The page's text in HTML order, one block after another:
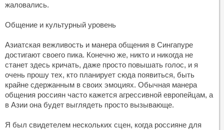
жаловались.
Общение и культурный уровень
Азиатская вежливость и манера общения в Сингапуре
достигают своего пика. Конечно же, никто и никогда не
станет здесь кричать, даже просто повышать голос, и я
очень прошу тех, кто планирует сюда появиться, быть
крайне сдержанным в своих эмоциях. Обычная манера
общения россиян часто кажется агрессивной европейцам, а
в Азии она будет выглядеть просто вызывающе.
Я был свидетелем нескольких сцен, когда россияне для